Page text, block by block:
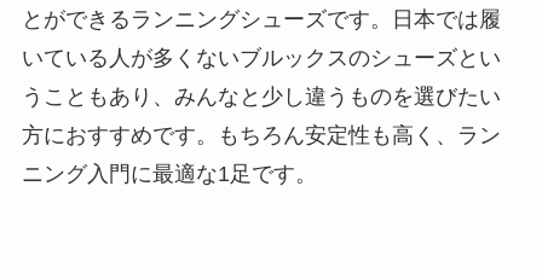
とができるランニングシューズです。日本では履
いている人が多くないブルックスのシューズとい
うこともあり、みんなと少し違うものを選びたい
方におすすめです。もちろん安定性も高く、ラン
ニング入門に最適な1足です。